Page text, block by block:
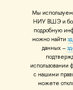
Мы используем
НИУ ВШЭ и
подробную
можно найти
данных –
с нашими
можете
© НИУ ВШЭ
Условия
Политика
Правила
Карта сайта